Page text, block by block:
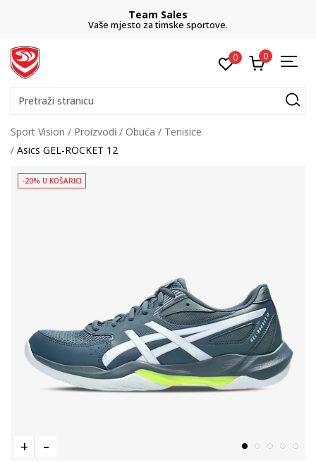
Team Sales
Vaše mjesto za timske sportove.
0 0
Pretraži stranicu
Sport Vision Proizvodi Obuća
Tenisice
Asics GEL-ROCKET 12
-20% U KOŠARICI